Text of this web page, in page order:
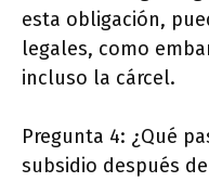
esta obligación,
legales, como
incluso la cárcel.
Pregunta 4: ¿Qué
subsidio después